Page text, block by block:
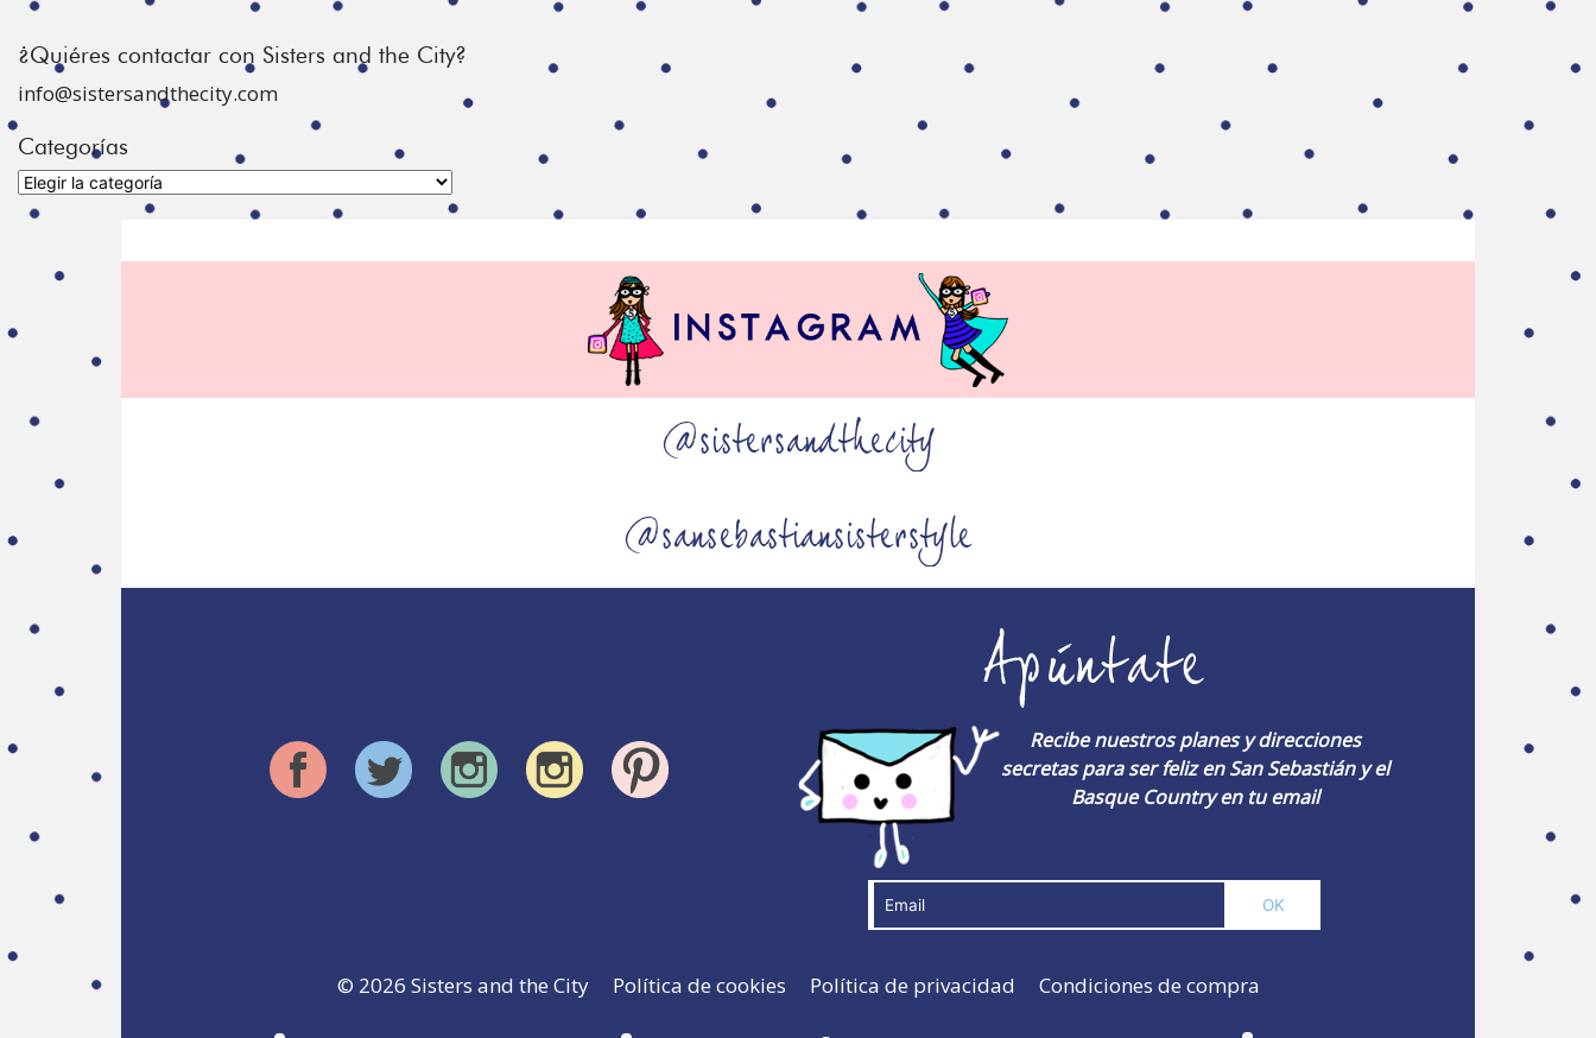
¿Quiéres contactar con Sisters and the City?
info@sistersandthecity.com
Categorías
Categorías
@sistersandthecity
@sansebastiansisterstyle
Apúntate
Recibe nuestros planes y direcciones
secretas para ser feliz en San Sebastián y el
Basque Country en tu email
© 2026 Sisters and the City Política de cookies Política de privacidad Condiciones de compra